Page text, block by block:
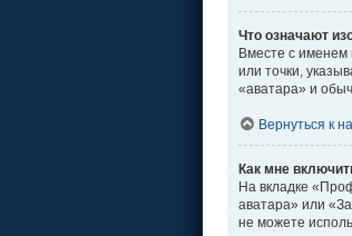
Что означают
Вместе с именем
или точки,
«аватара» и
Вернуться к
Как мне
На вкладке
аватара» или
не можете